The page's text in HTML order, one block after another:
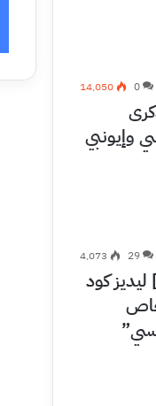
0 14٬050
وإيونبي
29 4٬073
كود